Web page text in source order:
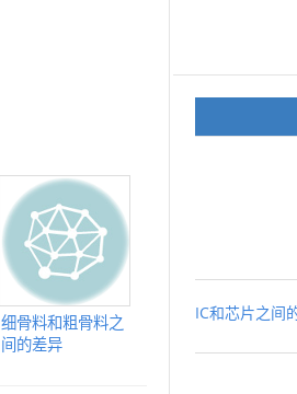
细骨料和粗骨料之
间的差异
IC和芯片之间